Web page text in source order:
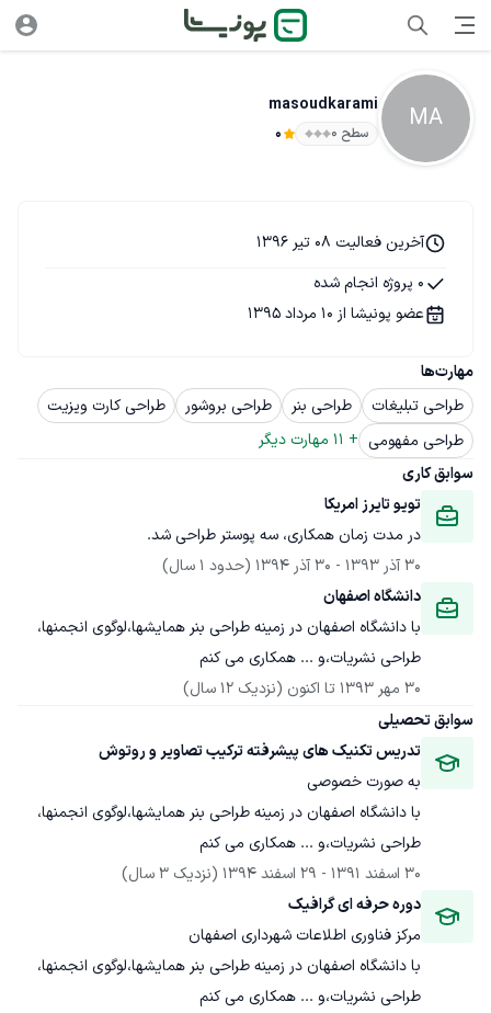
MA
masoudkarami
سطح ۰ 0
مهارت‌ها
طراحی تبلیغات
طراحی بنر طراحی بروشور
طراحی کارت ویزیت
طراحی مفهومی +
11 مهارت دیگر
سوابق کاری
تویو تایرز امریکا
در مدت زمان همکاری، سه پوستر طراحی شد.
30 آذر 1393
- 30 آذر 1394
(حدود 1 سال)
دانشگاه اصفهان
با دانشگاه اصفهان در زمینه طراحی بنر همایشها،لوگوی انجمنها،
طراحی نشریات،و ... همکاری می کنم
30 مهر 1393
تا اکنون (نزدیک 12 سال)
سوابق تحصیلی
تدریس تکنیک های پیشرفته ترکیب تصاویر و روتوش
به صورت خصوصی
با دانشگاه اصفهان در زمینه طراحی بنر همایشها،لوگوی انجمنها،
طراحی نشریات،و ... همکاری می کنم
30 اسفند 1391
- 29 اسفند 1394
(نزدیک 3 سال)
دوره حرفه ای گرافیک
مرکز فناوری اطلاعات شهرداری اصفهان
با دانشگاه اصفهان در زمینه طراحی بنر همایشها،لوگوی انجمنها،
طراحی نشریات،و ... همکاری می کنم
آخرین فعالیت 08 تیر 1396
0 پروژه انجام شده
عضو پونیشا از 10 مرداد 1395